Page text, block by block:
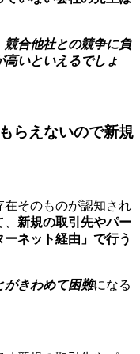
合他社との競争に負
いといえるでしょ
らえないので新規
そのものが認知され
新規の取引先やパー
ーネット経由」で行う
がきわめて困難になる